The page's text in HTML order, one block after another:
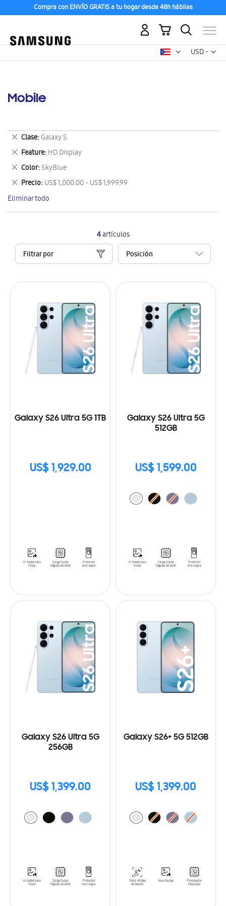
Compra con ENVÍO GRATIS a tu hogar desde 48h hábiles
USD -
dólar
Mi carrito
Mobile
4artículos
Filtrar por
Galaxy S26 Ultra 5G 1TB
US$ 1,929.00
Galaxy S26 Ultra 5G
512GB
US$ 1,599.00
Galaxy S26 Ultra 5G
256GB
US$ 1,399.00
Galaxy S26+ 5G 512GB
US$ 1,399.00
Clase Galaxy S
Eliminar
este
artículo
Feature HD Display
Eliminar
este
artículo
Color SkyBlue
Eliminar
este
artículo
Precio US$ 1,000.00 - US$ 1,999.99
Eliminar
este
artículo
Eliminar todo